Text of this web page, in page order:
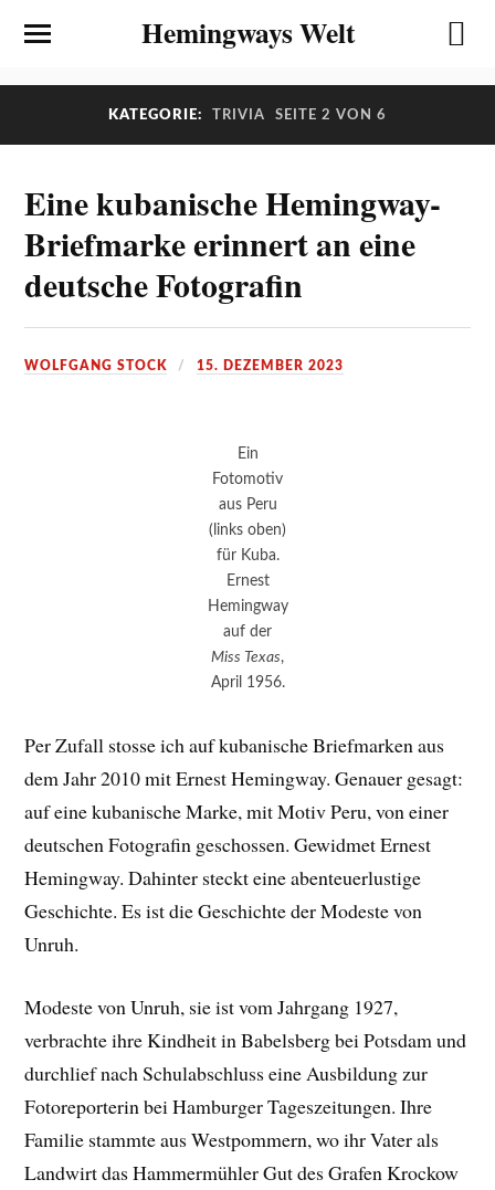
Hemingways Welt
KATEGORIE: TRIVIA SEITE 2 VON 6
Eine kubanische Hemingway-
Briefmarke erinnert an eine
deutsche Fotografin
WOLFGANG STOCK 15. DEZEMBER 2023
Ein
Fotomotiv
aus Peru
(links oben)
für Kuba.
Ernest
Hemingway
auf der
Miss Texas,
April 1956.
Per Zufall stosse ich auf kubanische Briefmarken aus
dem Jahr 2010 mit Ernest Hemingway. Genauer gesagt:
auf eine kubanische Marke, mit Motiv Peru, von einer
deutschen Fotografin geschossen. Gewidmet Ernest
Hemingway. Dahinter steckt eine abenteuerlustige
Geschichte. Es ist die Geschichte der Modeste von
Unruh.
Modeste von Unruh, sie ist vom Jahrgang 1927,
verbrachte ihre Kindheit in Babelsberg bei Potsdam und
durchlief nach Schulabschluss eine Ausbildung zur
Fotoreporterin bei Hamburger Tageszeitungen. Ihre
Familie stammte aus Westpommern, wo ihr Vater als
Landwirt das Hammermühler Gut des Grafen Krockow